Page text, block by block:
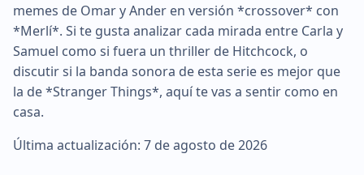
memes de Omar y Ander en versión *crossover* con
*Merlí*. Si te gusta analizar cada mirada entre Carla y
Samuel como si fuera un thriller de Hitchcock, o
discutir si la banda sonora de esta serie es mejor que
la de *Stranger Things*, aquí te vas a sentir como en
casa.
Última actualización: 7 de agosto de 2026